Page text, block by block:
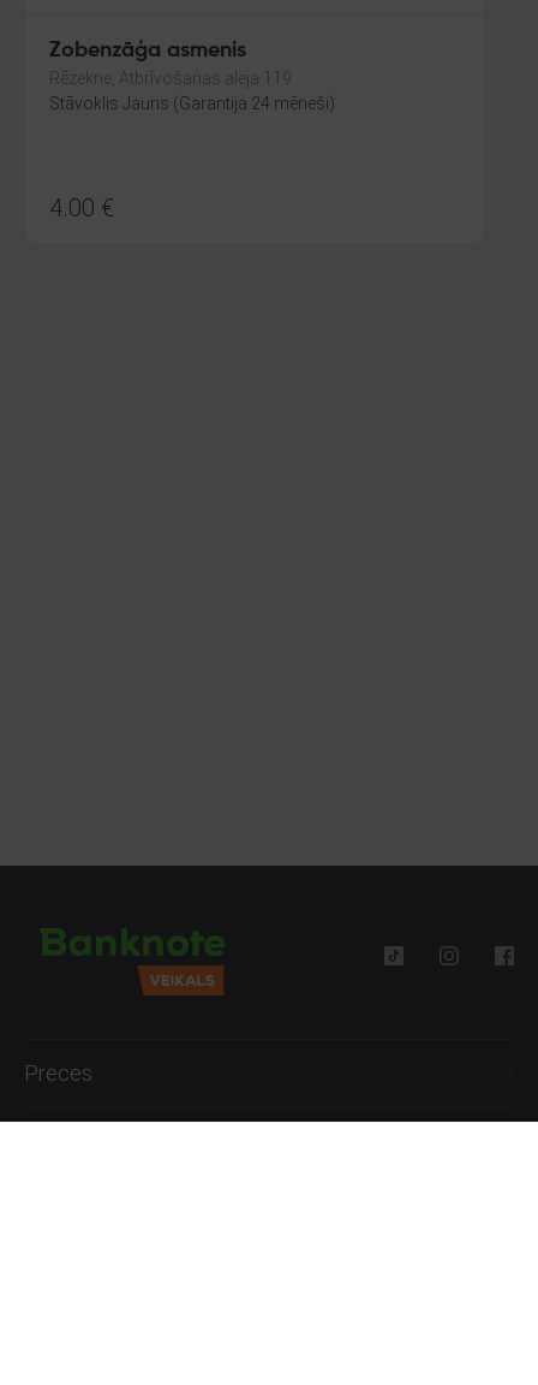
Zobenzāģa asmenis
Rēzekne, Atbrīvošanas aleja 119
Stāvoklis Jauns (Garantija 24 mēneši)
4.00 €
Preces